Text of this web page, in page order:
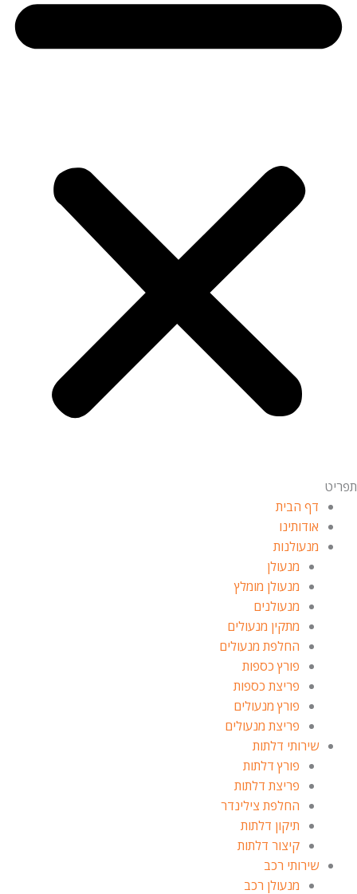
תפריט
דף הבית
אודותינו
מנעולנות
מנעולן
מנעולן מומלץ
מנעולנים
מתקין מנעולים
החלפת מנעולים
פורץ כספות
פריצת כספות
פורץ מנעולים
פריצת מנעולים
שירותי דלתות
פורץ דלתות
פריצת דלתות
החלפת צילינדר
תיקון דלתות
קיצור דלתות
שירותי רכב
מנעולן רכב